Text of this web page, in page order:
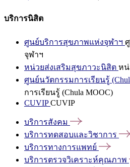
บริการนิสิต
ศูนย์บริการสุขภาพแห่งจุฬาฯ
จุฬาฯ
หน่วยส่งเสริมสุขภาวะนิสิต หน่
ศูนย์นวัตกรรมการเรียนรู้
การเรียนรู้ (Chula MOOC)
CUVIPCUVIP
บริการสังคม
บริการทดสอบและวิชาการ
บริการทางการแพทย์
บริการตรวจวิเคราะห์คุณภาพ